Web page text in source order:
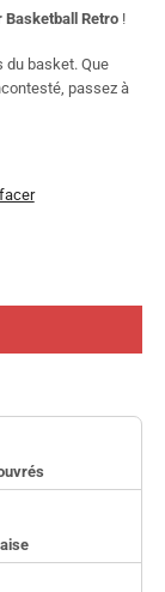
Basketball Retro !
du basket. Que
passez à